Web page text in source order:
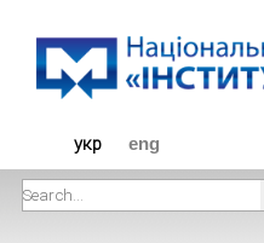
укр eng